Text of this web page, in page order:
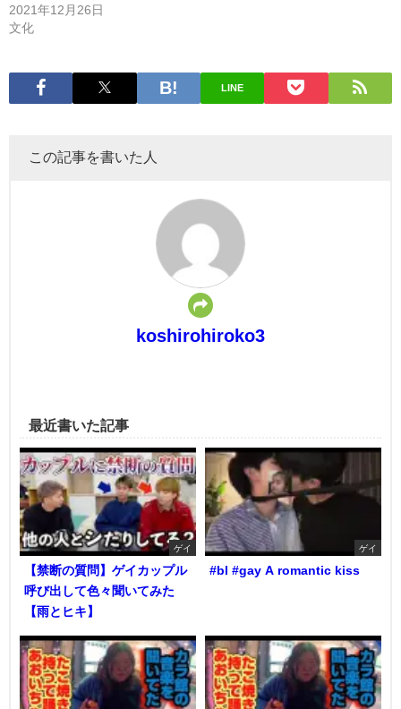
2021年12月26日
文化
LINE
この記事を書いた人
koshirohiroko3
最近書いた記事
ゲイ
【禁断の質問】ゲイカップル
呼び出して色々聞いてみた
【雨とヒキ】
ゲイ
#bl #gay A romantic kiss